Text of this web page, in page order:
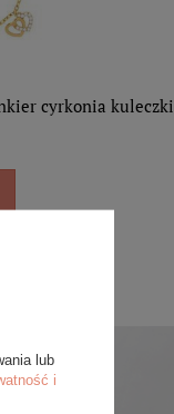
cyrkonia kuleczki
lub
i